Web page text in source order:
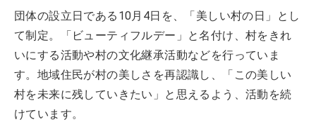
団体の設立日である10月4日を、「美しい村の日」とし
て制定。「ビューティフルデー」と名付け、村をきれ
いにする活動や村の文化継承活動などを行っていま
す。地域住民が村の美しさを再認識し、「この美しい
村を未来に残していきたい」と思えるよう、活動を続
けています。